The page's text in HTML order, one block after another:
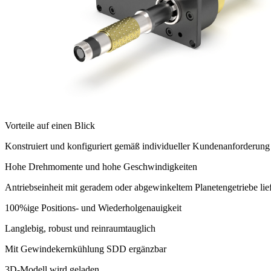
Vorteile auf einen Blick
Konstruiert und konfiguriert gemäß individueller Kundenanforderung
Hohe Drehmomente und hohe Geschwindigkeiten
Antriebseinheit mit geradem oder abgewinkeltem Planetengetriebe
100%ige Positions- und Wiederholgenauigkeit
Langlebig, robust und reinraumtauglich
Mit Gewindekernkühlung SDD ergänzbar